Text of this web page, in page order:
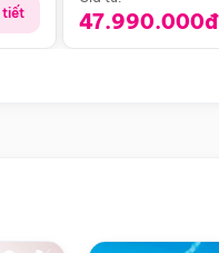
tiết 47.990.000đ